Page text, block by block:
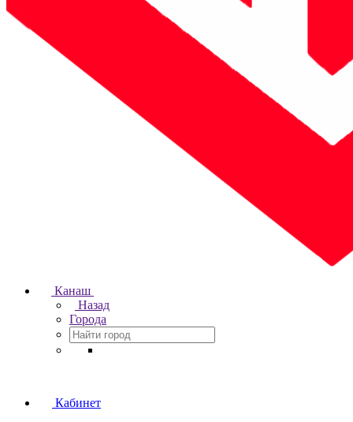
Канаш
Назад
Города
Кабинет